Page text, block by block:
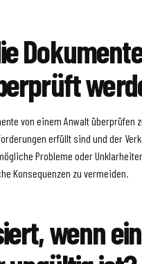
Dokumente
von einem Anwalt überprüfen
erfüllt sind und der
Probleme oder
Konsequenzen zu vermeiden.
wenn ein